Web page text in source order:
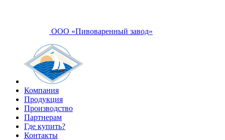
ООО «Пивоваренный завод»
Компания
Продукция
Производство
Партнерам
Где купить?
Контакты